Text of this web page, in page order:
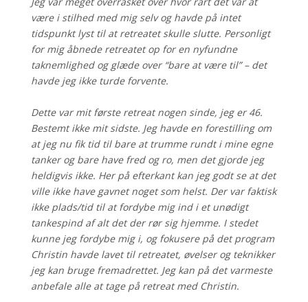
være i stilhed med mig selv og havde på intet
tidspunkt lyst til at retreatet skulle slutte. Personligt
for mig åbnede retreatet op for en nyfundne
taknemlighed og glæde over “bare at være til” – det
havde jeg ikke turde forvente.
Dette var mit første retreat nogen sinde, jeg er 46.
Bestemt ikke mit sidste. Jeg havde en forestilling om
at jeg nu fik tid til bare at trumme rundt i mine egne
tanker og bare have fred og ro, men det gjorde jeg
heldigvis ikke. Her på efterkant kan jeg godt se at det
ville ikke have gavnet noget som helst. Der var faktisk
ikke plads/tid til at fordybe mig ind i et unødigt
tankespind af alt det der rør sig hjemme. I stedet
kunne jeg fordybe mig i, og fokusere på det program
Christin havde lavet til retreatet, øvelser og teknikker
jeg kan bruge fremadrettet. Jeg kan på det varmeste
anbefale alle at tage på retreat med Christin.